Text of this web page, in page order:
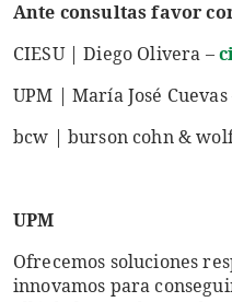
Ante consultas favor
CIESU | Diego Olivera –
UPM | María José
bcw | burson cohn &
UPM
Ofrecemos soluciones
innovamos para